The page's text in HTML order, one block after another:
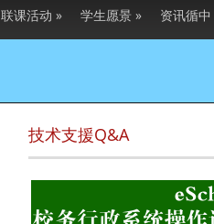
联课活动 » 学生愿景 » 资讯循中
技术支援Q&A